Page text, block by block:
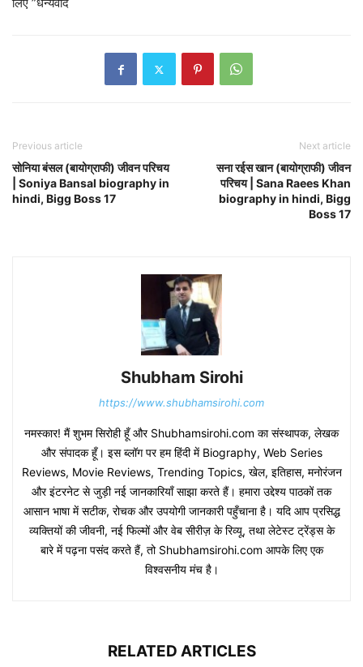
Previous article
सोनिया बंसल (बायोग्राफी) जीवन परिचय
| Soniya Bansal biography in
hindi, Bigg Boss 17
Next article
सना रईस खान (बायोग्राफी) जीवन
परिचय | Sana Raees Khan
biography in hindi, Bigg
Boss 17
Shubham Sirohi
https://www.shubhamsirohi.com
नमस्कार! मैं शुभम सिरोही हूँ और Shubhamsirohi.com का संस्थापक, लेखक
और संपादक हूँ। इस ब्लॉग पर हम हिंदी में Biography, Web Series
Reviews, Movie Reviews, Trending Topics, खेल, इतिहास, मनोरंजन
और इंटरनेट से जुड़ी नई जानकारियाँ साझा करते हैं। हमारा उद्देश्य पाठकों तक
आसान भाषा में सटीक, रोचक और उपयोगी जानकारी पहुँचाना है। यदि आप प्रसिद्ध
व्यक्तियों की जीवनी, नई फिल्मों और वेब सीरीज़ के रिव्यू, तथा लेटेस्ट ट्रेंड्स के
बारे में पढ़ना पसंद करते हैं, तो Shubhamsirohi.com आपके लिए एक
विश्वसनीय मंच है।
RELATED ARTICLES